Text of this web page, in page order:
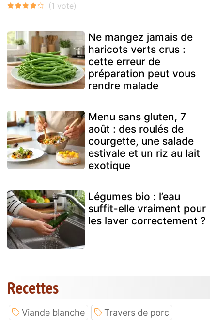
Ne mangez jamais de
haricots verts crus :
cette erreur de
préparation peut vous
rendre malade
Menu sans gluten, 7
août : des roulés de
courgette, une salade
estivale et un riz au lait
exotique
Légumes bio : l’eau
suffit-elle vraiment pour
les laver correctement ?
Recettes
Viande blanche
Travers de porc